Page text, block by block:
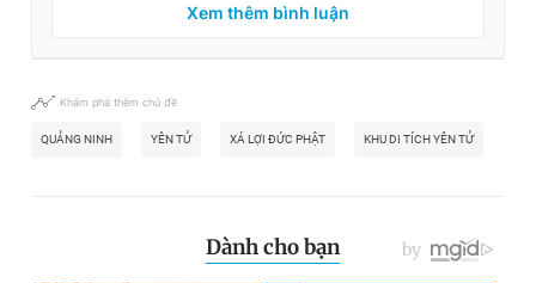
Xem thêm bình luận
Khám phá thêm chủ đề
QUẢNG NINH YÊN TỬ XÁ LỢI ĐỨC PHẬT KHU DI TÍCH YÊN TỬ